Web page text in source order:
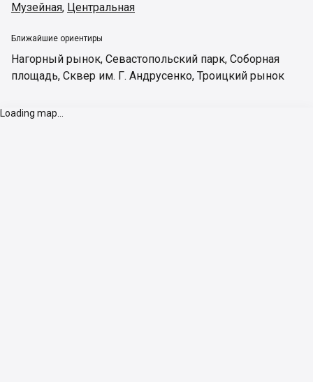
Музейная, Центральная
Ближайшие ориентиры
Нагорный рынок, Севастопольский парк, Соборная
площадь, Сквер им. Г. Андрусенко, Троицкий рынок
Loading map...